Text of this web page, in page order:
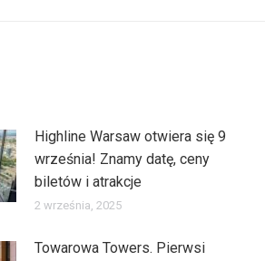
Highline Warsaw otwiera się 9
września! Znamy datę, ceny
biletów i atrakcje
2 września, 2025
Towarowa Towers. Pierwsi